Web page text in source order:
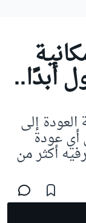
أبدًا..
العودة إلى
أي عودة
أكثر من